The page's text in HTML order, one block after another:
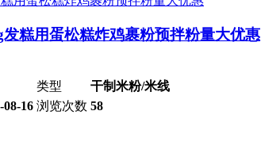
糕用蛋松糕炸鸡裹粉预拌粉量大优惠
类型
干制米粉/米线
08-16 浏览次数 58